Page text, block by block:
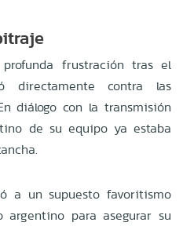
frustración tras el
directamente contra las
diálogo con la transmisión
de su equipo ya estaba
a un supuesto favoritismo
para asegurar su